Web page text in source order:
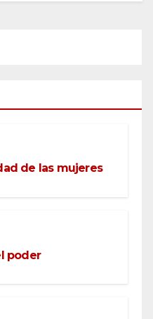
de las mujeres
poder